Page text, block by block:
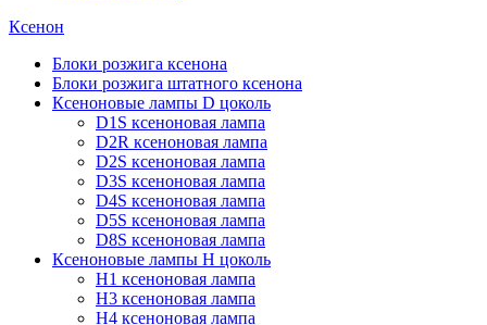
Ксенон
Блоки розжига ксенона
Блоки розжига штатного ксенона
Ксеноновые лампы D цоколь
D1S ксеноновая лампа
D2R ксеноновая лампа
D2S ксеноновая лампа
D3S ксеноновая лампа
D4S ксеноновая лампа
D5S ксеноновая лампа
D8S ксеноновая лампа
Ксеноновые лампы Н цоколь
H1 ксеноновая лампа
H3 ксеноновая лампа
H4 ксеноновая лампа